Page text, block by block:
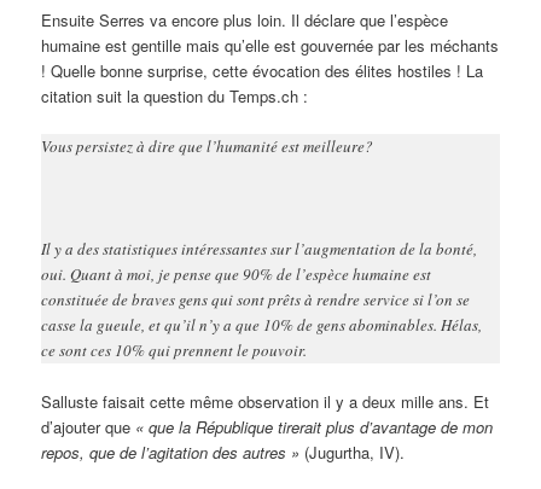
Ensuite Serres va encore plus loin. Il déclare que l’espèce
humaine est gentille mais qu’elle est gouvernée par les méchants
! Quelle bonne surprise, cette évocation des élites hostiles ! La
citation suit la question du Temps.ch :
Vous persistez à dire que l’humanité est meilleure?
Il y a des statistiques intéressantes sur l’augmentation de la bonté,
oui. Quant à moi, je pense que 90% de l’espèce humaine est
constituée de braves gens qui sont prêts à rendre service si l’on se
casse la gueule, et qu’il n’y a que 10% de gens abominables. Hélas,
ce sont ces 10% qui prennent le pouvoir.
Salluste faisait cette même observation il y a deux mille ans. Et
d’ajouter que « que la République tirerait plus d’avantage de mon
repos, que de l’agitation des autres » (Jugurtha, IV).